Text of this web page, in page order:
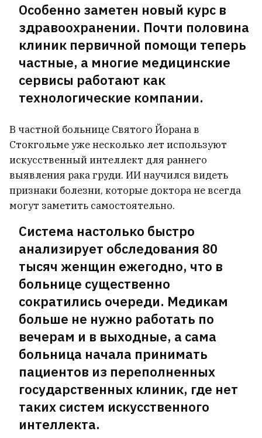
Особенно заметен новый курс в
здравоохранении. Почти половина
клиник первичной помощи теперь
частные, а многие медицинские
сервисы работают как
технологические компании.
В частной больнице Святого Йорана в
Стокгольме уже несколько лет используют
искусственный интеллект для раннего
выявления рака груди. ИИ научился видеть
признаки болезни, которые доктора не всегда
могут заметить самостоятельно.
Система настолько быстро
анализирует обследования 80
тысяч женщин ежегодно, что в
больнице существенно
сократились очереди. Медикам
больше не нужно работать по
вечерам и в выходные, а сама
больница начала принимать
пациентов из переполненных
государственных клиник, где нет
таких систем искусственного
интеллекта.